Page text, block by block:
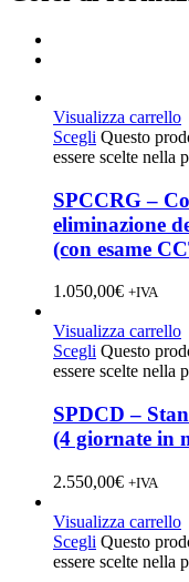
Visualizza carrello
Scegli Questo
essere scelte nella
SPCCRG –
eliminazione
(con esame
1.050,00€ +IVA
Visualizza carrello
Scegli Questo
essere scelte nella
SPDCD –
(4 giornate in
2.550,00€ +IVA
Visualizza carrello
Scegli Questo
essere scelte nella